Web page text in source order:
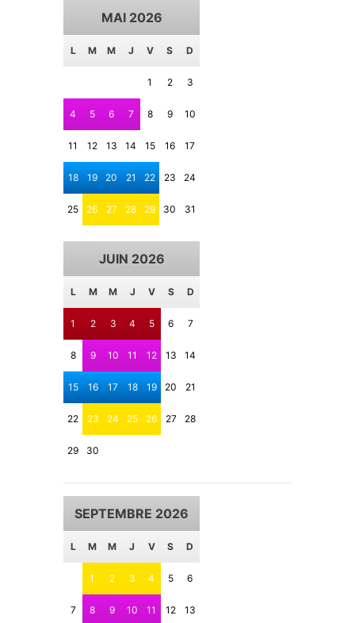
MAI 2026
L M M J V S D
1 2 3
4 5 6 7 8 9 10
11 12 13 14 15 16 17
18 19 20 21 22 23 24
25 26 27 28 29 30 31
JUIN 2026
L M M J V S D
1 2 3 4 5 6 7
8 9 10 11 12 13 14
15 16 17 18 19 20 21
22 23 24 25 26 27 28
29 30
SEPTEMBRE 2026
L M M J V S D
1 2 3 4 5 6
7 8 9 10 11 12 13